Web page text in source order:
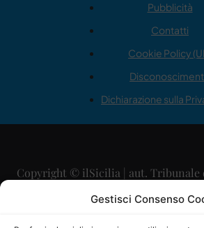
Gestisci Consenso
Pubblicità
Contatti
Cookie Policy
Dichiarazione sulla
Copyright © ilSicilia | aut. Tribunale
29/09/2015